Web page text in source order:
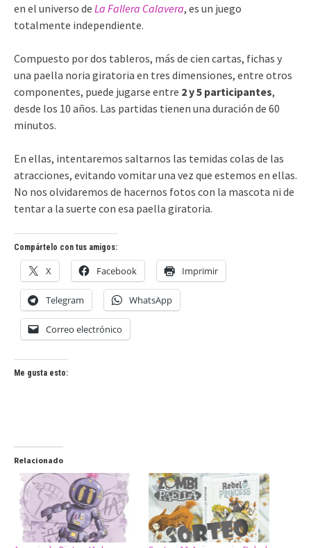
en el universo de La Fallera Calavera, es un juego
totalmente independiente.
Compuesto por dos tableros, más de cien cartas, fichas y
una paella noria giratoria en tres dimensiones, entre otros
componentes, puede jugarse entre 2 y 5 participantes,
desde los 10 años. Las partidas tienen una duración de 60
minutos.
En ellas, intentaremos saltarnos las temidas colas de las
atracciones, evitando vomitar una vez que estemos en ellas.
No nos olvidaremos de hacernos fotos con la mascota ni de
tentar a la suerte con esa paella giratoria.
Compártelo con tus amigos:
X Facebook Imprimir
Telegram WhatsApp
Correo electrónico
Me gusta esto:
Relacionado